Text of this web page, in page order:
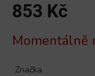
853 Kč
cena:
Momentálně
Značka